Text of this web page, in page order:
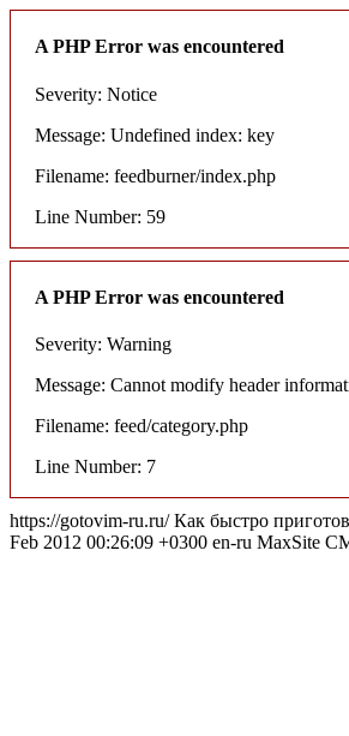
A PHP Error was encountered
Severity: Notice
Message: Undefined index: key
Filename: feedburner/index.php
Line Number: 59
A PHP Error was encountered
Severity: Warning
Message: Cannot modify header
Filename: feed/category.php
Line Number: 7
https://gotovim-ru.ru/Как быстро
Feb 2012 00:26:09 +0300 en-ru MaxSite